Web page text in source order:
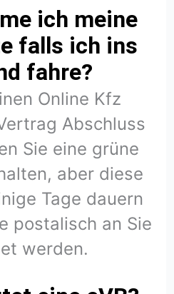
ich meine
falls ich ins
fahre?
Online Kfz
Abschluss
Sie eine grüne
aber diese
Tage dauern
postalisch an Sie
werden.